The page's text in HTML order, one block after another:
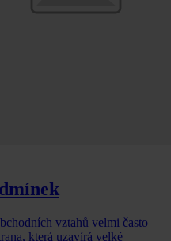
vztahů velmi často
která uzavírá velké